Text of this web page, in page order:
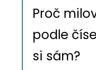
Proč
podle
si sám?